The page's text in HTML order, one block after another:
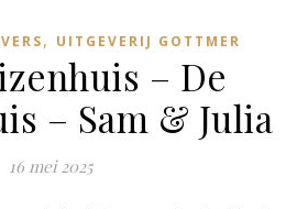
, UITGEVERIJ GOTTMER
– De
– Sam & Julia
16 mei 2025